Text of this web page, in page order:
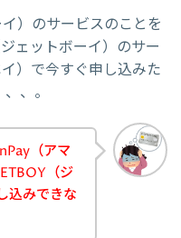
）のサービスのことを
ェットボーイ）のサー
）で今すぐ申し込みた
、。
（アマ
（ジ
込みできな